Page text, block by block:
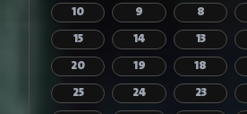
8
9
10
13
14
15
18
19
20
23
24
25